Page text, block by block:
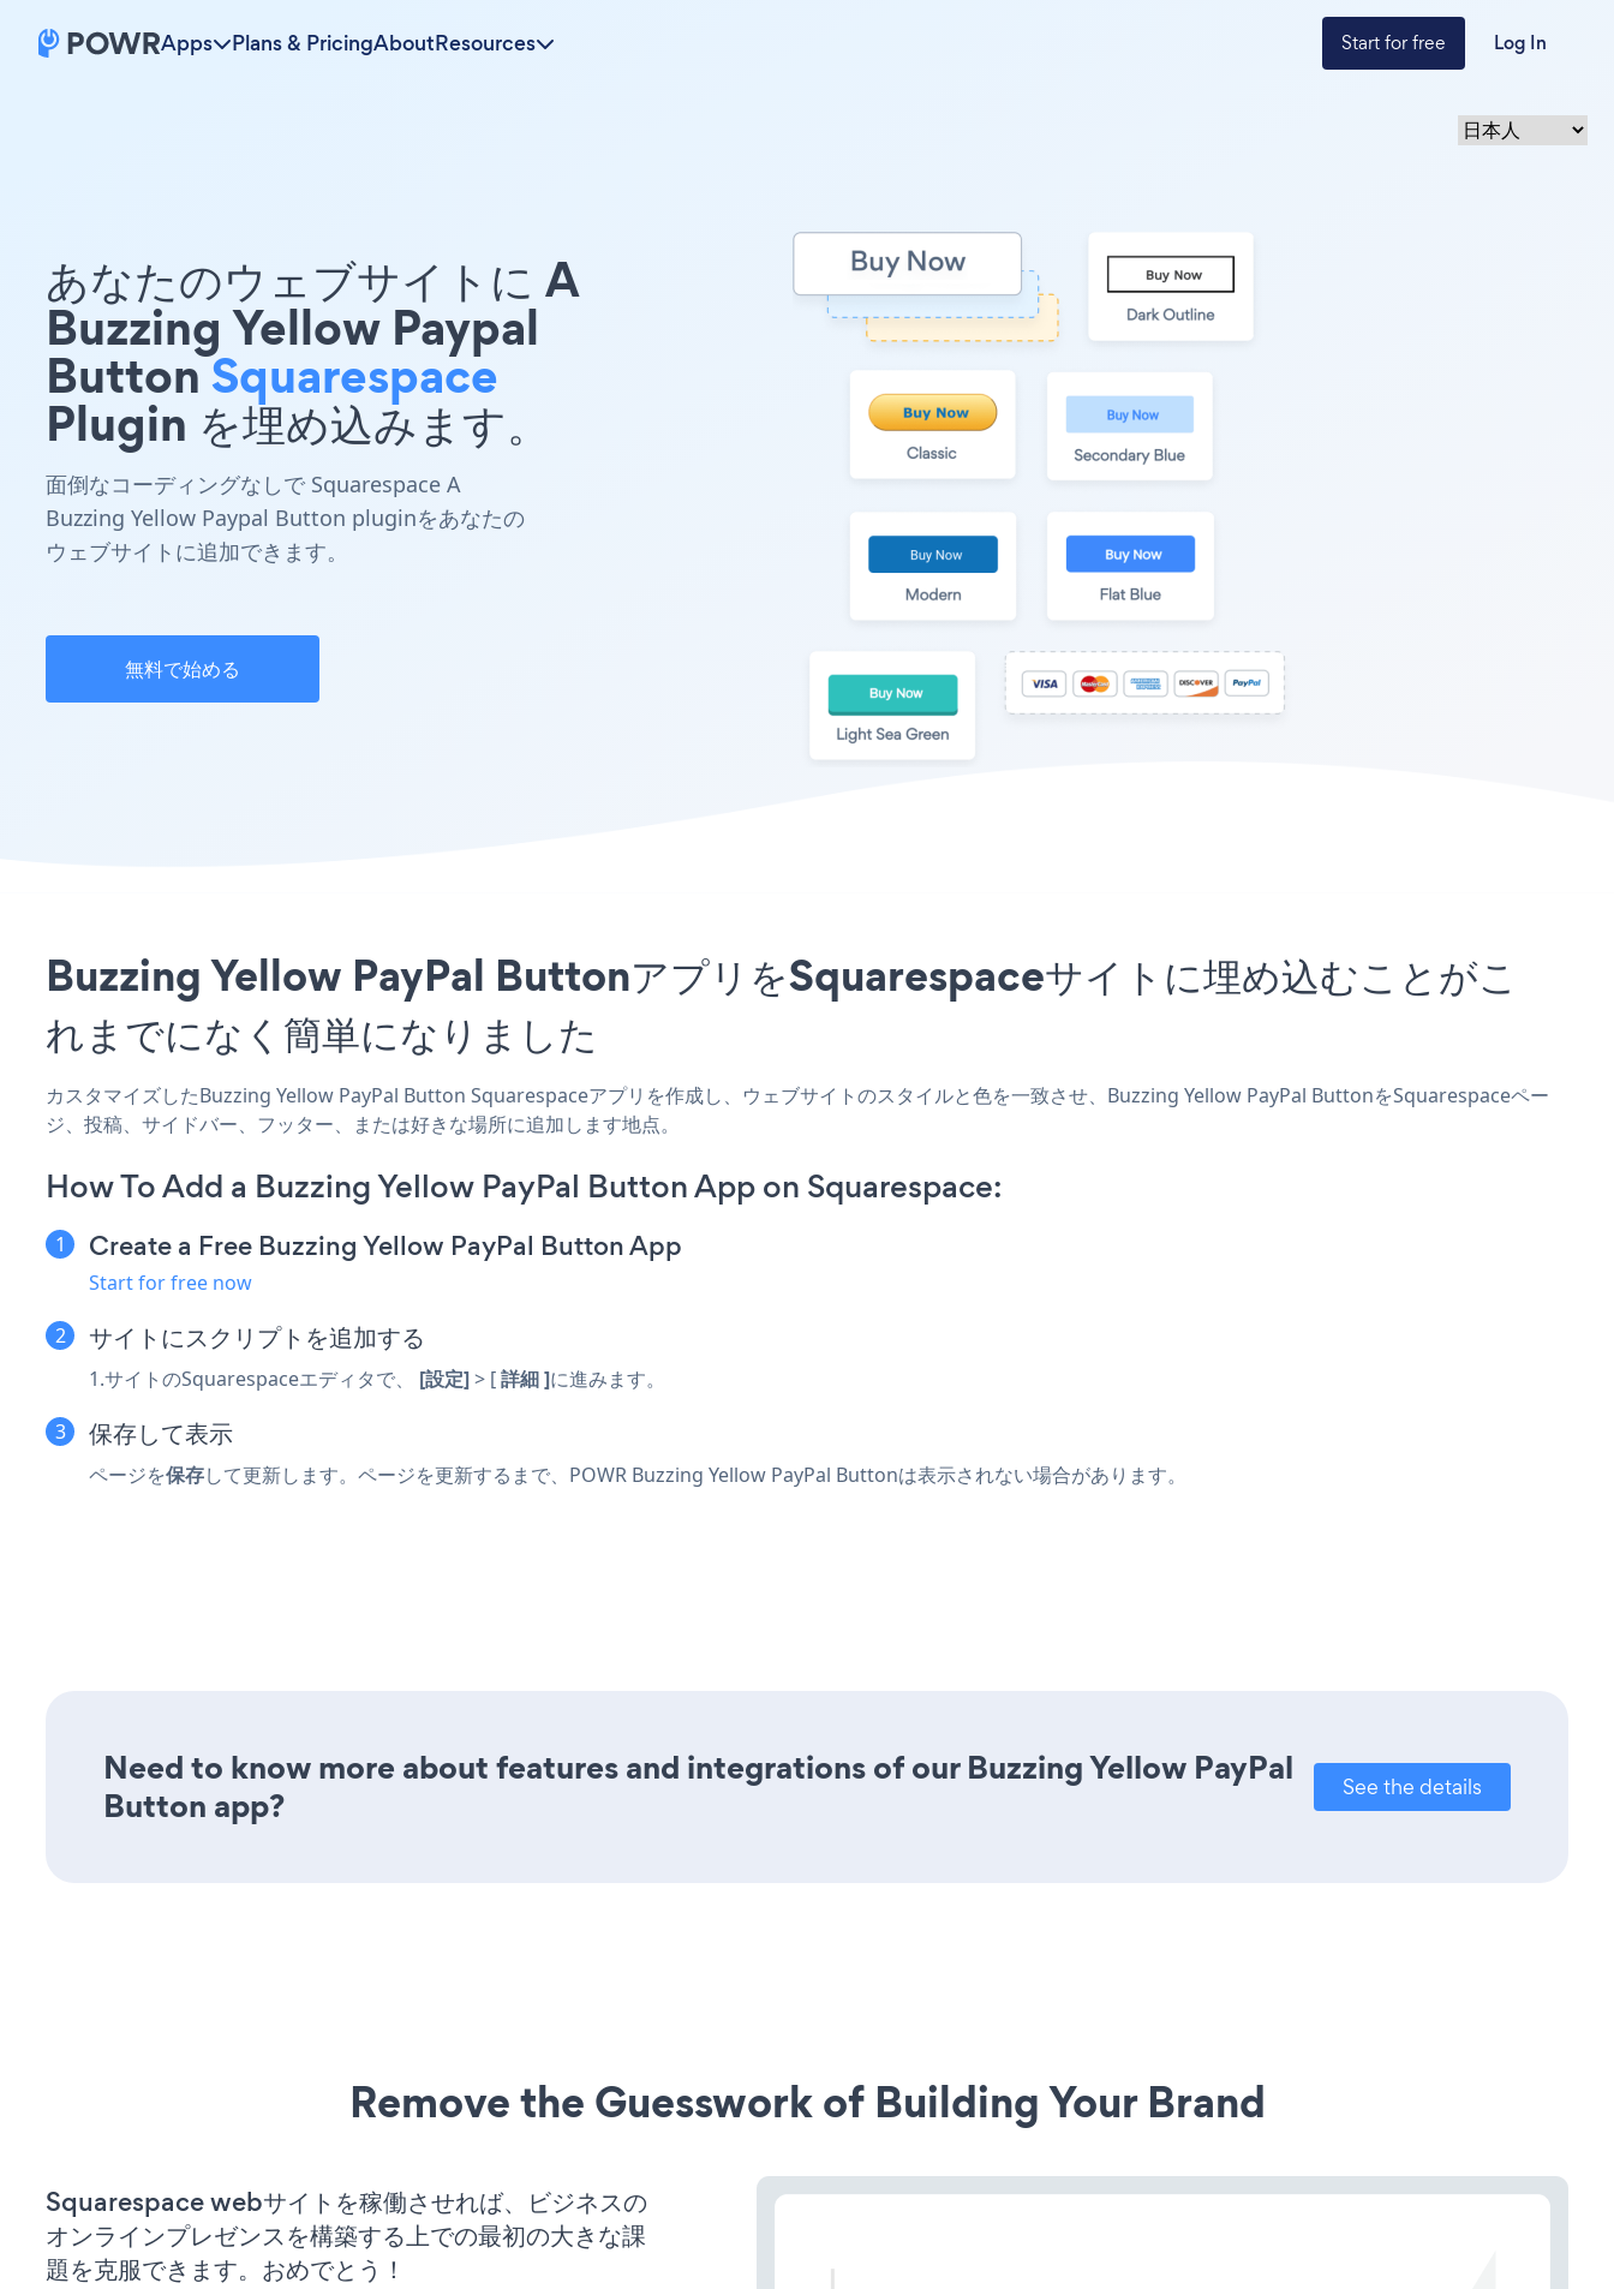
Apps Plans & PricingAboutResources Start for free Log In
あなたのウェブサイトに A
Buzzing Yellow Paypal
ButtonSquarespace
Plugin を埋め込みます。
面倒なコーディングなしで Squarespace A
Buzzing Yellow Paypal Button pluginをあなたの
ウェブサイトに追加できます。
無料で始める
Buzzing Yellow PayPal ButtonアプリをSquarespaceサイトに埋め込むことがこ
れまでになく簡単になりました
カスタマイズしたBuzzing Yellow PayPal Button Squarespaceアプリを作成し、ウェブサイトのスタイルと色を一致させ、Buzzing Yellow PayPal ButtonをSquarespaceペー
ジ、投稿、サイドバー、フッター、または好きな場所に追加します地点。
How To Add a Buzzing Yellow PayPal Button App on Squarespace:
Create a Free Buzzing Yellow PayPal Button App
Start for free now
サイトにスクリプトを追加する
1.サイトのSquarespaceエディタで、 [設定]> [詳細]に進みます。
保存して表示
ページを保存して更新します。ページを更新するまで、POWR Buzzing Yellow PayPal Buttonは表示されない場合があります。
Need to know more about features and integrations of our Buzzing Yellow PayPal
Button app?
See the details
Remove the Guesswork of Building Your Brand
Squarespace webサイトを稼働させれば、ビジネスの
オンラインプレゼンスを構築する上での最初の大きな課
題を克服できます。おめでとう！